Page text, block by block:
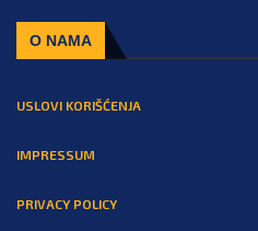
O NAMA
USLOVI KORIŠĆENJA
IMPRESSUM
PRIVACY POLICY